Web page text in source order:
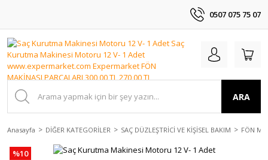
0507 075 75 07
ARA
Anasayfa DİĞER KATEGORİLER SAÇ DÜZLEŞTRİCİ VE KİŞİSEL BAKIM FÖN
%10